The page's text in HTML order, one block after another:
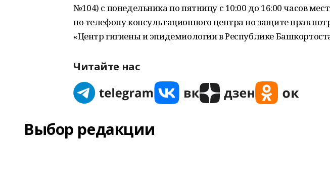
№104) с понедельника по пятницу с 10:00 до 16:00 часов
по телефону консультационного центра по защите прав
«Центр гигиены и эпидемиологии в Республике
Читайте нас
Выбор редакции